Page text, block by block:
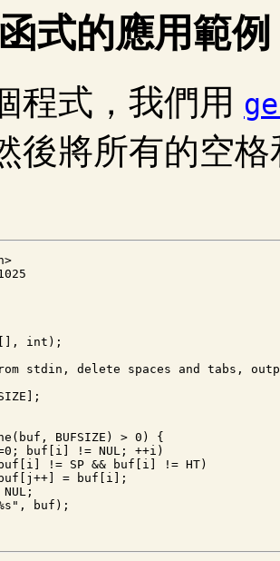
式的應用範例
程式，我們用
後將所有的空
int);
stdin, delete spaces and tabs,
BUFSIZE) > 0) {
buf[i] != NUL; ++i)